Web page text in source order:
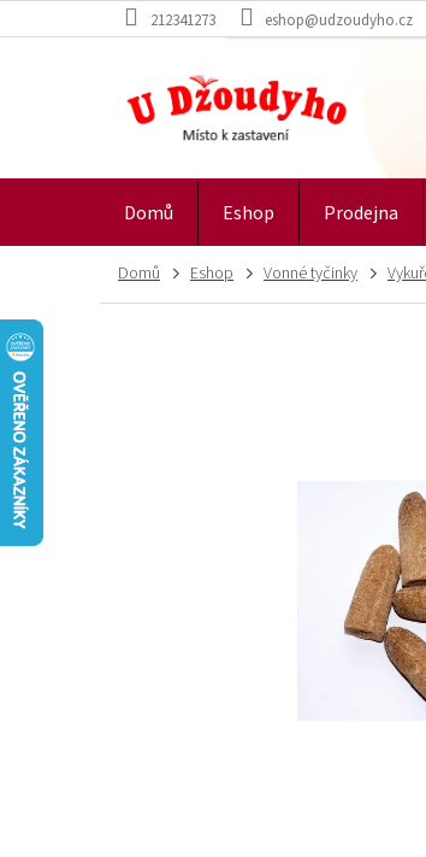
na
212341273 eshop@udzoudyho.cz
Domů Eshop Prodejna
Domů Eshop Vonné tyčinky